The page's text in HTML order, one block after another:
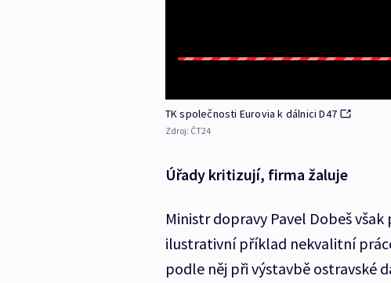
TK společnosti Eurovia k dálnici D47
Zdroj: ČT24
Úřady kritizují, firma žaluje
Ministr dopravy Pavel Dobeš
ilustrativní příklad nekvalitní
podle něj při výstavbě ostravské